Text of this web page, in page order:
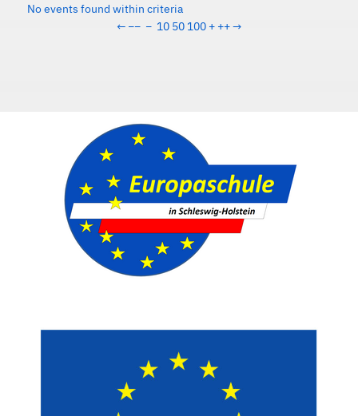
No events found within criteria
← −− − 10 50 100 + ++→